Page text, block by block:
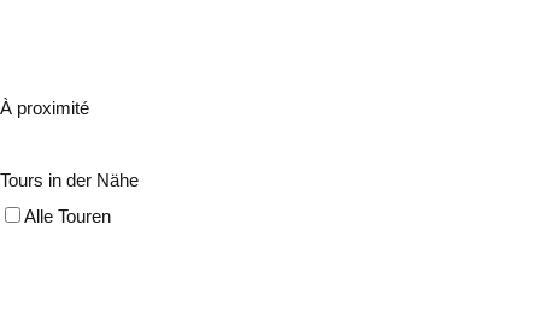
À proximité
Tours in der Nähe
Alle Touren